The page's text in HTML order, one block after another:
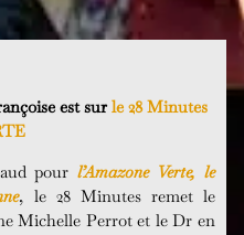
est surle 28 Minutes
pour l’Amazone Verte, le
, le 28 Minutes remet le
Michelle Perrot et le Dr en